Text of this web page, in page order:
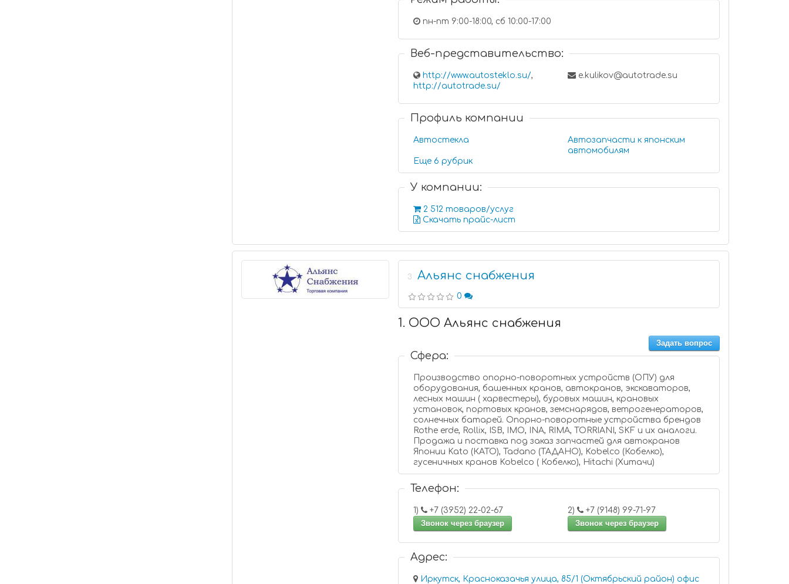
пн-пт 9:00-18:00, сб 10:00-17:00
Веб-представительство:
http://www.autosteklo.su/,
http://autotrade.su/
e.kulikov@autotrade.su
Профиль компании
Автостекла
Автозапчасти к японским
автомобилям
Еще 6 рубрик
У компании:
2 512 товаров/услуг
Скачать прайс-лист
3 Альянс снабжения
0
1. ООО Альянс снабжения
Задать вопрос
Сфера:
Производство опорно-поворотных устройств (ОПУ) для
оборудования, башенных кранов, автокранов, экскаваторов,
лесных машин ( харвестеры), буровых машин, крановых
установок, портовых кранов, земснарядов, ветрогенераторов,
солнечных батарей. Опорно-поворотные устройства брендов
Rothe erde, Rollix, ISB, IMO, INA, RIMA, TORRIANI, SKF и их аналоги.
Продажа и поставка под заказ запчастей для автокранов
Японии Kato (КАТО), Tadano (ТАДАНО), Kobelco (Кобелко),
гусеничных кранов Kobelco ( Кобелко), Hitachi (Хитачи)
Телефон:
1)
+7 (3952) 22-02-67
Звонок через браузер
2)
+7 (9148) 99-71-97
Звонок через браузер
Адрес:
Иркутск, Красноказачья улица, 85/1 (Октябрьский район) офис